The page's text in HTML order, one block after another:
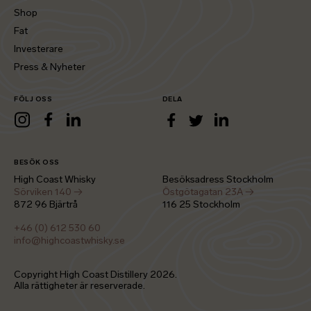
Shop
Fat
Investerare
Press & Nyheter
FÖLJ OSS
InstagramFacebookLinkedIn
DELA
FacebookTwitterLinkedIn
BESÖK OSS
High Coast Whisky
Sörviken 140 →
872 96 Bjärtrå
+46 (0) 612 530 60
info@highcoastwhisky.se
Besöksadress Stockholm
Östgötagatan 23A →
116 25 Stockholm
Copyright High Coast Distillery 2026.
Alla rättigheter är reserverade.